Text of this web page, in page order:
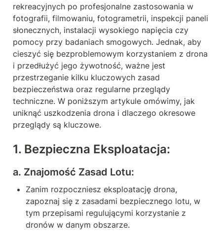
rekreacyjnych po profesjonalne zastosowania w
fotografii, filmowaniu, fotogrametrii, inspekcji paneli
słonecznych, instalacji wysokiego napięcia czy
pomocy przy badaniach smogowych. Jednak, aby
cieszyć się bezproblemowym korzystaniem z drona
i przedłużyć jego żywotność, ważne jest
przestrzeganie kilku kluczowych zasad
bezpieczeństwa oraz regularne przeglądy
techniczne. W poniższym artykule omówimy, jak
uniknąć uszkodzenia drona i dlaczego okresowe
przeglądy są kluczowe.
1. Bezpieczna Eksploatacja:
a. Znajomość Zasad Lotu:
Zanim rozpoczniesz eksploatację drona,
zapoznaj się z zasadami bezpiecznego lotu, w
tym przepisami regulującymi korzystanie z
dronów w danym obszarze.